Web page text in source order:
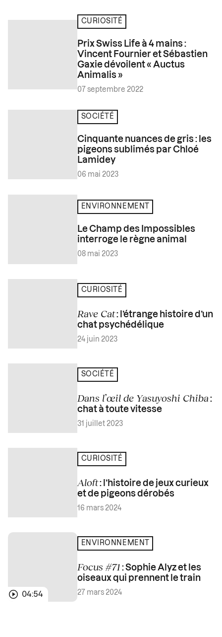
CURIOSITÉ
Prix Swiss Life à 4 mains :
Vincent Fournier et Sébastien
Gaxie dévoilent « Auctus
Animalis »
07 septembre 2022
SOCIÉTÉ
Cinquante nuances de gris : les
pigeons sublimés par Chloé
Lamidey
06 mai 2023
ENVIRONNEMENT
Le Champ des Impossibles
interroge le règne animal
08 mai 2023
CURIOSITÉ
Rave Cat: l’étrange histoire d’un
chat psychédélique
24 juin 2023
SOCIÉTÉ
Dans l’œil de Yasuyoshi Chiba :
chat à toute vitesse
31 juillet 2023
CURIOSITÉ
Aloft: l’histoire de jeux curieux
et de pigeons dérobés
16 mars 2024
04:54
ENVIRONNEMENT
Focus #71 : Sophie Alyz et les
oiseaux qui prennent le train
27 mars 2024